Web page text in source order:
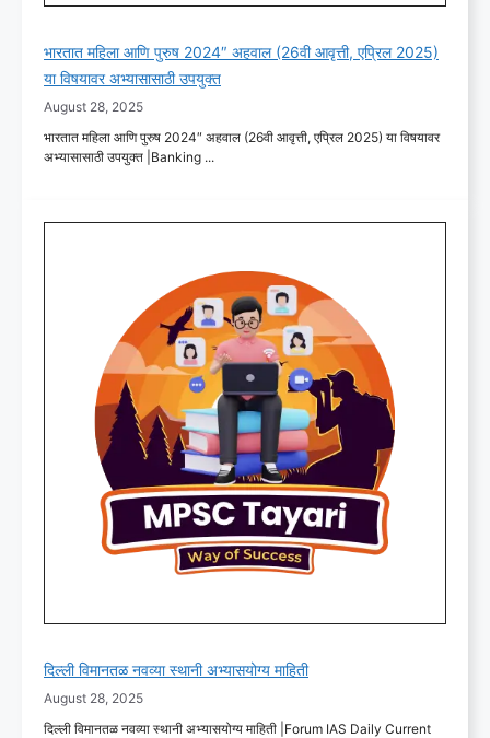
भारतात महिला आणि पुरुष 2024″ अहवाल (26वी आवृत्ती, एप्रिल 2025)
या विषयावर अभ्यासासाठी उपयुक्त
August 28, 2025
भारतात महिला आणि पुरुष 2024″ अहवाल (26वी आवृत्ती, एप्रिल 2025) या विषयावर
अभ्यासासाठी उपयुक्त |Banking ...
दिल्ली विमानतळ नवव्या स्थानी अभ्यासयोग्य माहिती
August 28, 2025
दिल्ली विमानतळ नवव्या स्थानी अभ्यासयोग्य माहिती |Forum IAS Daily Current